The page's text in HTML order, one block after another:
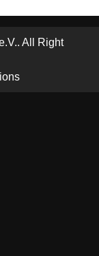
All Right